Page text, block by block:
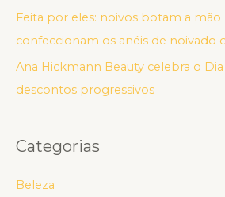
Feita por eles: noivos botam a mão
confeccionam os anéis de noivado
Ana Hickmann Beauty celebra o
descontos progressivos
Categorias
Beleza